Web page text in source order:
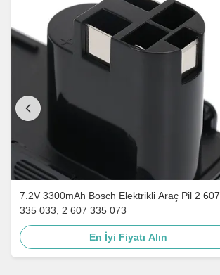
7.2V 3300mAh Bosch Elektrikli Araç Pil 2 607
335 033, 2 607 335 073
En İyi Fiyatı Alın